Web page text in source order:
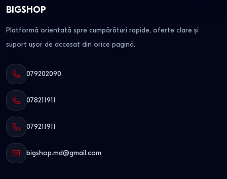
BIGSHOP
Platformă orientată spre cumpărături rapide, oferte clare și
suport ușor de accesat din orice pagină.
079202090
078211911
079211911
bigshop.md@gmail.com